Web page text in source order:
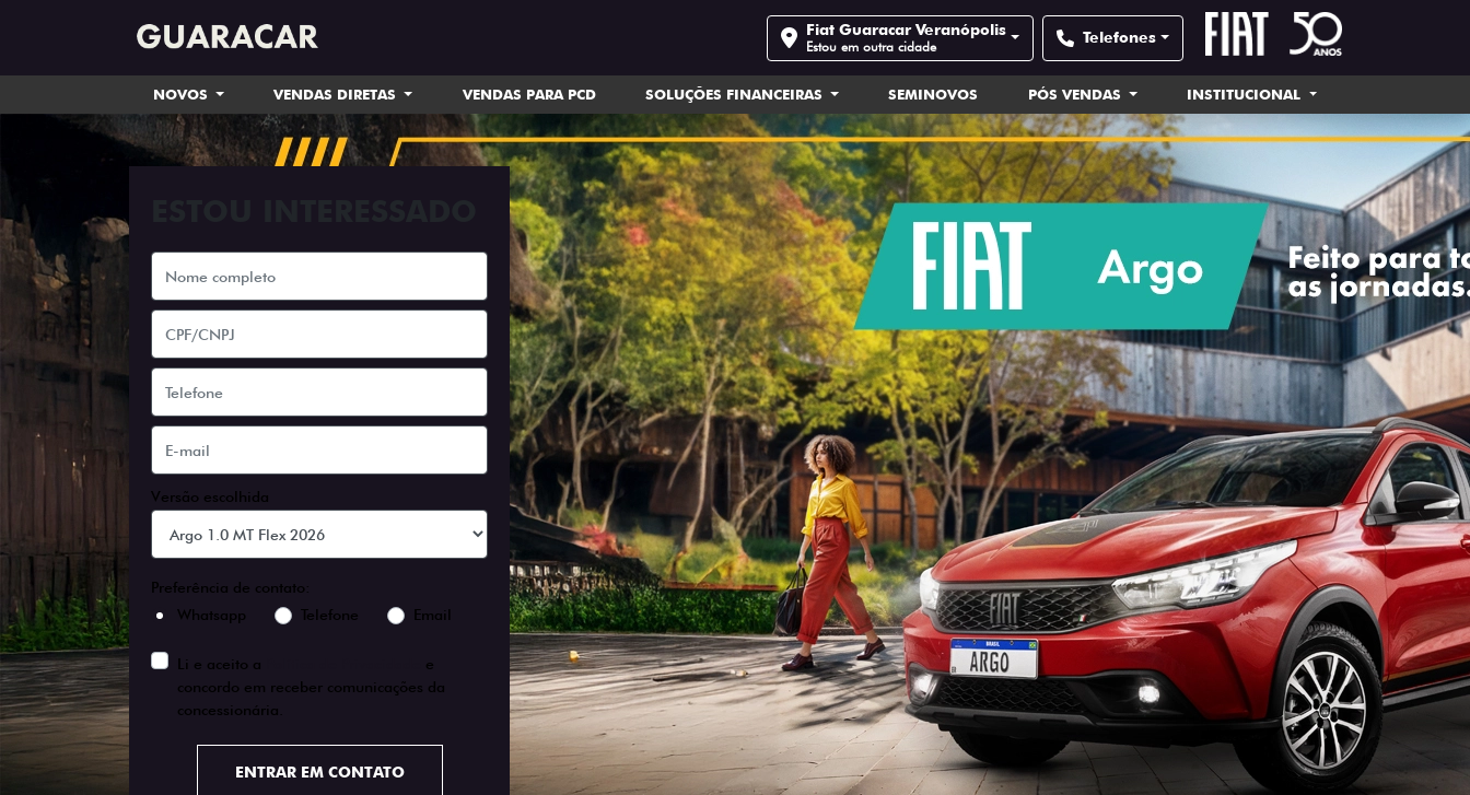
Fiat Guaracar Veranópolis
Estou em outra cidade Telefones
NOVOS VENDAS DIRETAS VENDAS PARA PCD SOLUÇÕES FINANCEIRAS SEMINOVOS PÓS VENDAS INSTITUCIONAL
Versão escolhida
Preferência de contato:
Whatsapp
Telefone Email
Li e aceito a
e
concordo em receber comunicações da
concessionária.
ENTRAR EM CONTATO